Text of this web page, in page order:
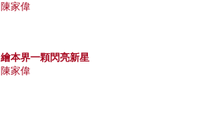
陳家偉
繪本界一顆閃亮新星
陳家偉